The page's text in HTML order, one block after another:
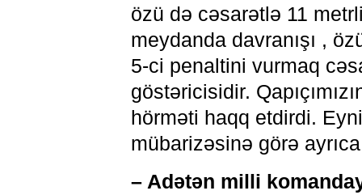
özü də cəsarətlə 11
meydanda davranışı ,
5-ci penaltini vurmaq
göstəricisidir.
hörməti haqq etdirdi.
mübarizəsinə görə
– Adətən milli